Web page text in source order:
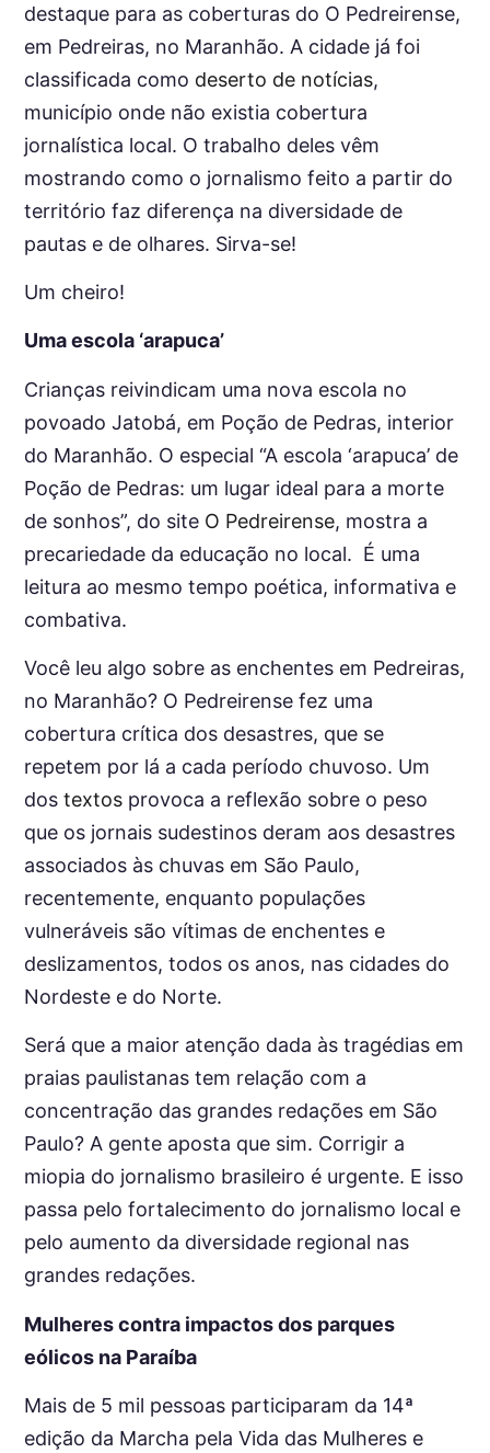
destaque para as coberturas do O Pedreirense,
em Pedreiras, no Maranhão. A cidade já foi
classificada como deserto de notícias,
município onde não existia cobertura
jornalística local. O trabalho deles vêm
mostrando como o jornalismo feito a partir do
território faz diferença na diversidade de
pautas e de olhares. Sirva-se!
Um cheiro!
Uma escola ‘arapuca’
Crianças reivindicam uma nova escola no
povoado Jatobá, em Poção de Pedras, interior
do Maranhão. O especial “A escola ‘arapuca’ de
Poção de Pedras: um lugar ideal para a morte
de sonhos”, do site O Pedreirense, mostra a
precariedade da educação no local. É uma
leitura ao mesmo tempo poética, informativa e
combativa.
Você leu algo sobre as enchentes em Pedreiras,
no Maranhão? O Pedreirense fez uma
cobertura crítica dos desastres, que se
repetem por lá a cada período chuvoso. Um
dostextos provoca a reflexão sobre o peso
que os jornais sudestinos deram aos desastres
associados às chuvas em São Paulo,
recentemente, enquanto populações
vulneráveis são vítimas de enchentes e
deslizamentos, todos os anos, nas cidades do
Nordeste e do Norte.
Será que a maior atenção dada às tragédias em
praias paulistanas tem relação com a
concentração das grandes redações em São
Paulo? A gente aposta que sim. Corrigir a
miopia do jornalismo brasileiro é urgente. E isso
passa pelo fortalecimento do jornalismo local e
pelo aumento da diversidade regional nas
grandes redações.
Mulheres contra impactos dos parques
eólicos na Paraíba
Mais de 5 mil pessoas participaram da 14ª
edição da Marcha pela Vida das Mulheres e